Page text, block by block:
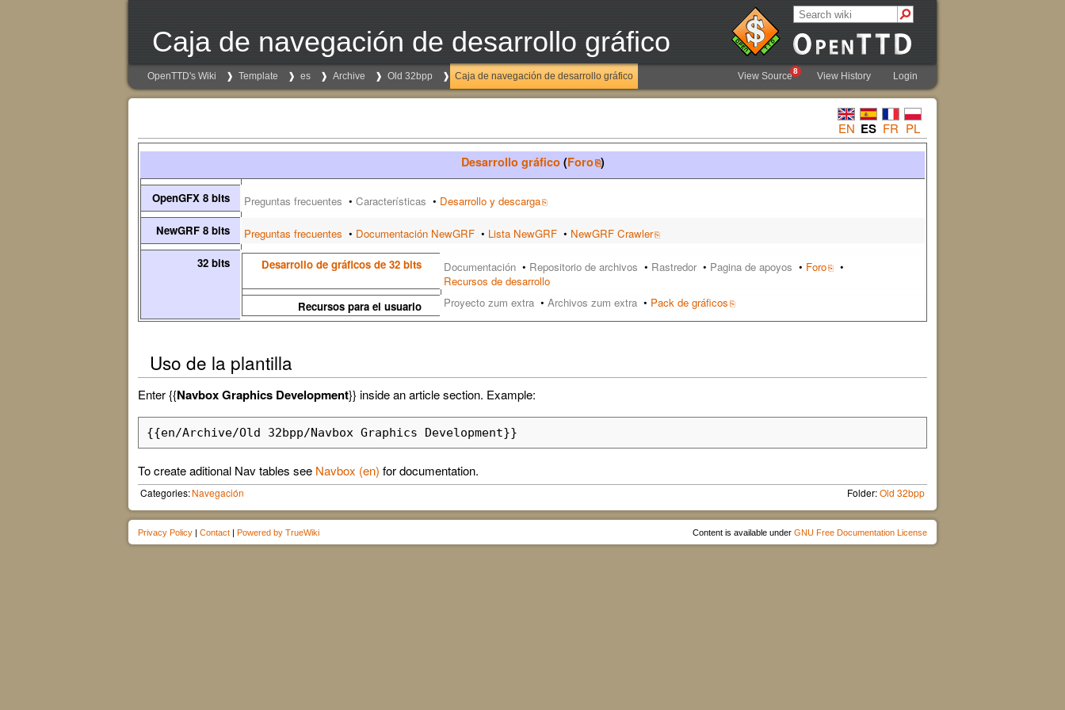
Caja de navegación de desarrollo gráfico
OpenTTD's Wiki Template es Archive Old 32bpp Caja de navegación de desarrollo gráfico View Source8 View History Login
EN ES FR PL
Desarrollo gráfico(Foro )
OpenGFX 8 bits Preguntas frecuentes • Características • Desarrollo y descarga
NewGRF 8 bits
Preguntas frecuentes • Documentación NewGRF • Lista NewGRF • NewGRF Crawler
32 bits
Desarrollo de gráficos de 32 bits Documentación • Repositorio de archivos • Rastredor• Pagina de apoyos • Foro
•
Recursos de desarrollo
Recursos para el usuario
Proyecto zum extra • Archivos zum extra • Pack de gráficos
Uso de la plantilla
Enter {{Navbox Graphics Development}} inside an article section. Example:
{{en/Archive/Old 32bpp/Navbox Graphics Development}}
To create aditional Nav tables see Navbox (en) for documentation.
Categories:Navegación Folder:Old 32bpp
Privacy Policy | Contact | Powered by TrueWiki Content is available under GNU Free Documentation License